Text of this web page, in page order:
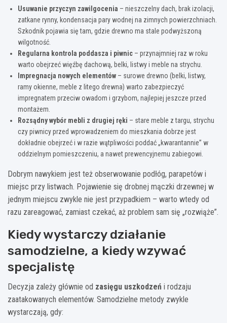
Usuwanie przyczyn zawilgocenia – nieszczelny dach, brak izolacji,
zatkane rynny, kondensacja pary wodnej na zimnych powierzchniach.
Szkodnik pojawia się tam, gdzie drewno ma stale podwyższoną
wilgotność.
Regularna kontrola poddasza i piwnic – przynajmniej raz w roku
warto obejrzeć więźbę dachową, belki, listwy i meble na strychu.
Impregnacja nowych elementów – surowe drewno (belki, listwy,
ramy okienne, meble z litego drewna) warto zabezpieczyć
impregnatem przeciw owadom i grzybom, najlepiej jeszcze przed
montażem.
Rozsądny wybór mebli z drugiej ręki – stare meble z targu, strychu
czy piwnicy przed wprowadzeniem do mieszkania dobrze jest
dokładnie obejrzeć i w razie wątpliwości poddać „kwarantannie” w
oddzielnym pomieszczeniu, a nawet prewencyjnemu zabiegowi.
Dobrym nawykiem jest też obserwowanie podłóg, parapetów i
miejsc przy listwach. Pojawienie się drobnej mączki drzewnej w
jednym miejscu zwykle nie jest przypadkiem – warto wtedy od
razu zareagować, zamiast czekać, aż problem sam się „rozwiąże”.
Kiedy wystarczy działanie
samodzielne, a kiedy wzywać
specjalistę
Decyzja zależy głównie od zasięgu uszkodzeń i rodzaju
zaatakowanych elementów. Samodzielne metody zwykle
wystarczają, gdy: